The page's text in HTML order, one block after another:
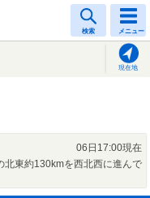
検索 メニュー
現在地
06日17:00現在
北東約130kmを西北西に進んで